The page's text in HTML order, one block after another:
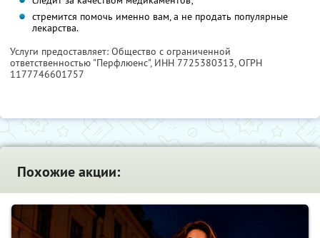
стремится помочь именно вам, а не продать популярные
лекарства.
Услуги предоставляет: Общество с ограниченной
ответственностью "Перфлюенс", ИНН 7725380313, ОГРН
1177746601757
Похожие акции: